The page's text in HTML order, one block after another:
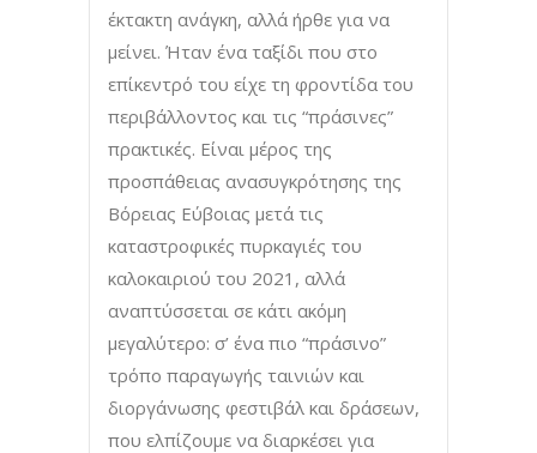
έκτακτη ανάγκη, αλλά ήρθε για να
μείνει. Ήταν ένα ταξίδι που στο
επίκεντρό του είχε τη φροντίδα του
περιβάλλοντος και τις “πράσινες”
πρακτικές. Είναι μέρος της
προσπάθειας ανασυγκρότησης της
Βόρειας Εύβοιας μετά τις
καταστροφικές πυρκαγιές του
καλοκαιριού του 2021, αλλά
αναπτύσσεται σε κάτι ακόμη
μεγαλύτερο: σ’ ένα πιο “πράσινο”
τρόπο παραγωγής ταινιών και
διοργάνωσης φεστιβάλ και δράσεων,
που ελπίζουμε να διαρκέσει για